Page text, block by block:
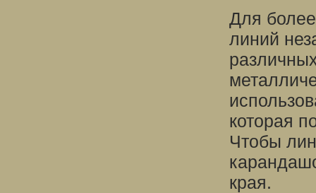
Для
линий
которая
Чтобы
края.